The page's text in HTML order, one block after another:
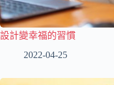
設計變幸福的習慣
2022-04-25